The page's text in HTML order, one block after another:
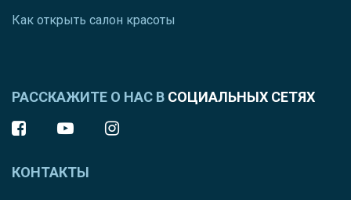
Как открыть салон красоты
РАССКАЖИТЕ О НАС В СОЦИАЛЬНЫХ СЕТЯХ
КОНТАКТЫ